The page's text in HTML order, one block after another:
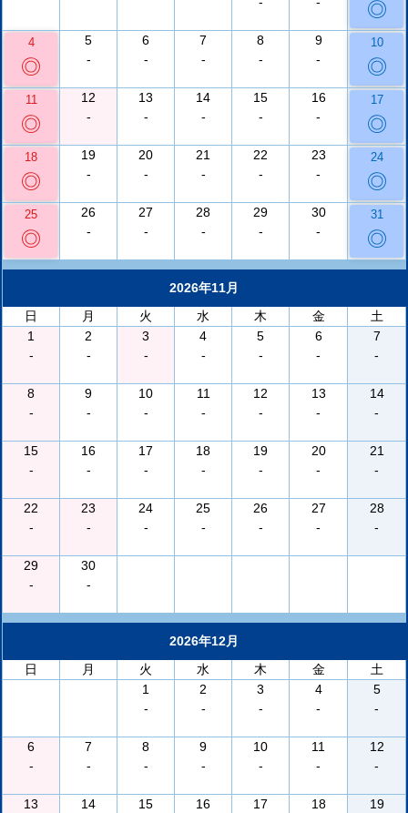
◎
4
◎
5
-
6
-
7
-
8
-
9
-
10
◎
11
◎
12
-
13
-
14
-
15
-
16
-
17
◎
18
◎
19
-
20
-
21
-
22
-
23
-
24
◎
25
◎
26
-
27
-
28
-
29
-
30
-
31
◎
2026年11月
日
月 火 水 木 金
土
1
-
2
-
3
-
4
-
5
-
6
-
7
-
8
-
9
-
10
-
11
-
12
-
13
-
14
-
15
-
16
-
17
-
18
-
19
-
20
-
21
-
22
-
23
-
24
-
25
-
26
-
27
-
28
-
29
-
30
-
2026年12月
日
月 火 水 木 金
土
1
-
2
-
3
-
4
-
5
-
6
-
7
-
8
-
9
-
10
-
11
-
12
-
13
14
15
16
17
18
19